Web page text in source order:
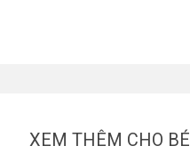
XEM THÊM CHO BÉ